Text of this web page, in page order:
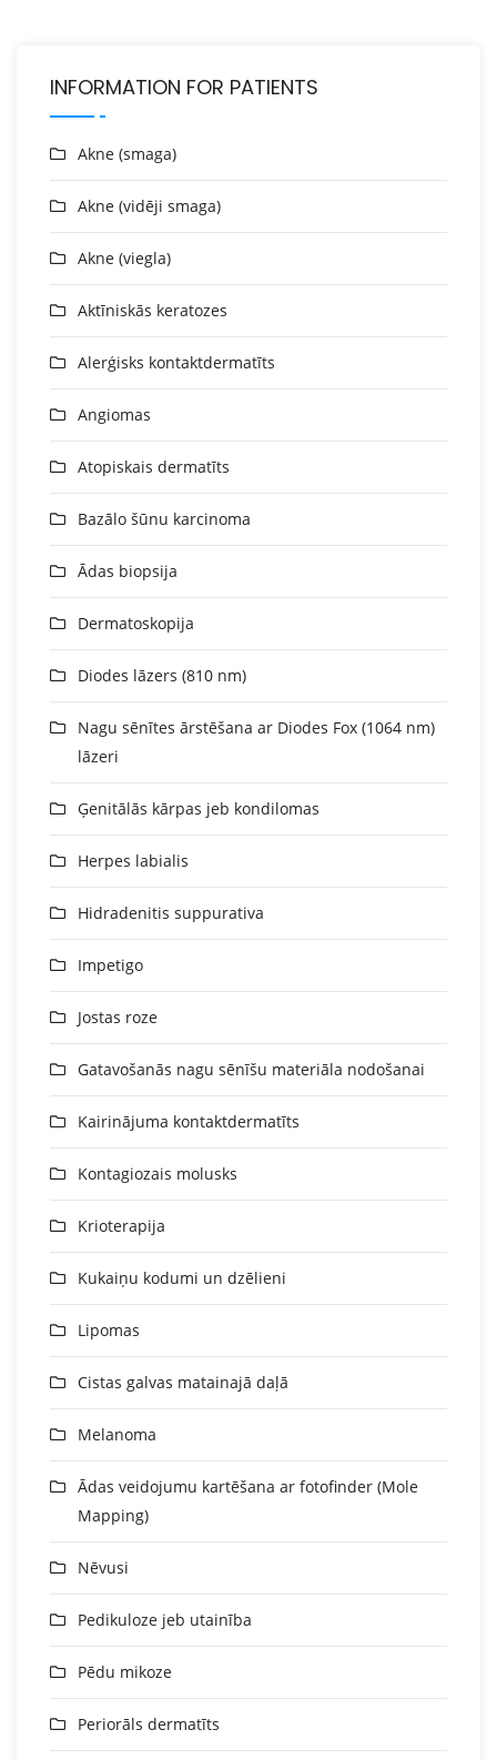
INFORMATION FOR PATIENTS
Akne (smaga)
Akne (vidēji smaga)
Akne (viegla)
Aktīniskās keratozes
Alerģisks kontaktdermatīts
Angiomas
Atopiskais dermatīts
Bazālo šūnu karcinoma
Ādas biopsija
Dermatoskopija
Diodes lāzers (810 nm)
Nagu sēnītes ārstēšana ar Diodes Fox (1064 nm)
lāzeri
Ģenitālās kārpas jeb kondilomas
Herpes labialis
Hidradenitis suppurativa
Impetigo
Jostas roze
Gatavošanās nagu sēnīšu materiāla nodošanai
Kairinājuma kontaktdermatīts
Kontagiozais molusks
Krioterapija
Kukaiņu kodumi un dzēlieni
Lipomas
Cistas galvas matainajā daļā
Melanoma
Ādas veidojumu kartēšana ar fotofinder (Mole
Mapping)
Nēvusi
Pedikuloze jeb utainība
Pēdu mikoze
Periorāls dermatīts